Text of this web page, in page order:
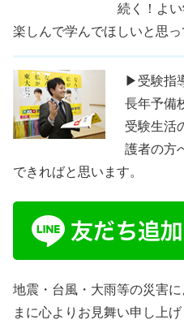
続く！よ
楽しんで学んでほしいと思っ
▶受験指
長年予備
受験生活
護者の方
できればと思います。
地震・台風・大雨等の災害
まに心よりお見舞い申し上